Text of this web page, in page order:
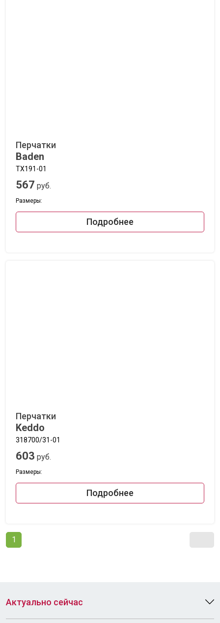
Перчатки
Baden
TX191-01
567 руб.
Размеры:
Подробнее
Перчатки
Keddo
318700/31-01
603 руб.
Размеры:
Подробнее
1
Актуально сейчас